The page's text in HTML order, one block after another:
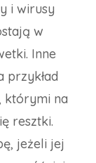
i wirusy
w
Inne
którymi na
resztki.
jeżeli jej